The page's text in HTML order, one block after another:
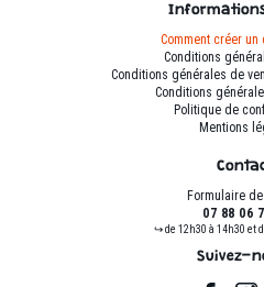
Comment créer un
Conditions
Conditions générales de
Conditions
Politique de
Mentions
Formulaire
07 88 06
↪ de 12h30 à 14h30 et
Suivez-